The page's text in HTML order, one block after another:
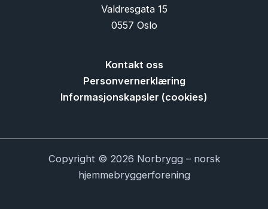
Valdresgata 15
0557 Oslo
Kontakt oss
Personvernerklæring
Informasjonskapsler (cookies)
Copyright © 2026 Norbrygg – norsk
hjemmebryggerforening